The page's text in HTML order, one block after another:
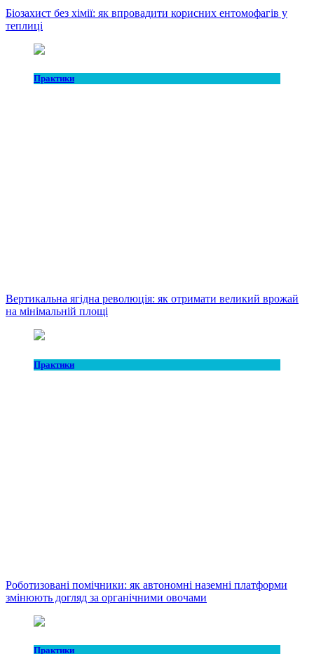
Біозахист без хімії: як впровадити корисних ентомофагів у
теплиці
Практики
Вертикальна ягідна революція: як отримати великий врожай
на мінімальній площі
Практики
Роботизовані помічники: як автономні наземні платформи
змінюють догляд за органічними овочами
Практики